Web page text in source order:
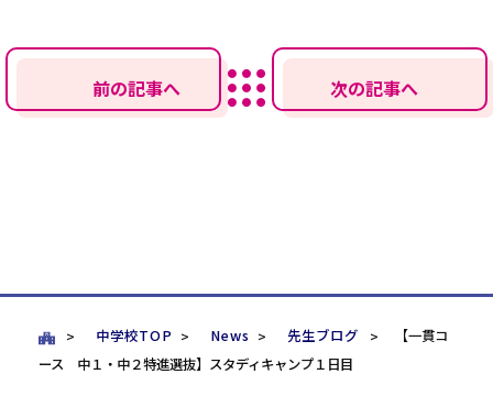
前の記事へ 次の記事へ
中学校TOP News 先生ブログ
【一貫コ
ース 中１・中２特進選抜】スタディキャンプ１日目